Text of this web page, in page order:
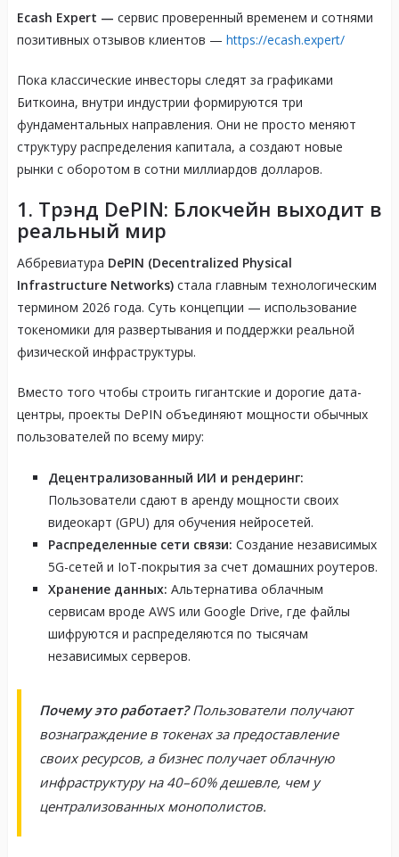
Ecash Expert — сервис проверенный временем и сотнями
позитивных отзывов клиентов — https://ecash.expert/
Пока классические инвесторы следят за графиками
Биткоина, внутри индустрии формируются три
фундаментальных направления. Они не просто меняют
структуру распределения капитала, а создают новые
рынки с оборотом в сотни миллиардов долларов.
1. Трэнд DePIN: Блокчейн выходит в
реальный мир
Аббревиатура DePIN (Decentralized Physical
Infrastructure Networks)стала главным технологическим
термином 2026 года. Суть концепции — использование
токеномики для развертывания и поддержки реальной
физической инфраструктуры.
Вместо того чтобы строить гигантские и дорогие дата-
центры, проекты DePIN объединяют мощности обычных
пользователей по всему миру:
Децентрализованный ИИ и рендеринг:
Пользователи сдают в аренду мощности своих
видеокарт (GPU) для обучения нейросетей.
Распределенные сети связи: Создание независимых
5G-сетей и IoT-покрытия за счет домашних роутеров.
Хранение данных: Альтернатива облачным
сервисам вроде AWS или Google Drive, где файлы
шифруются и распределяются по тысячам
независимых серверов.
Почему это работает?Пользователи получают
вознаграждение в токенах за предоставление
своих ресурсов, а бизнес получает облачную
инфраструктуру на 40–60% дешевле, чем у
централизованных монополистов.